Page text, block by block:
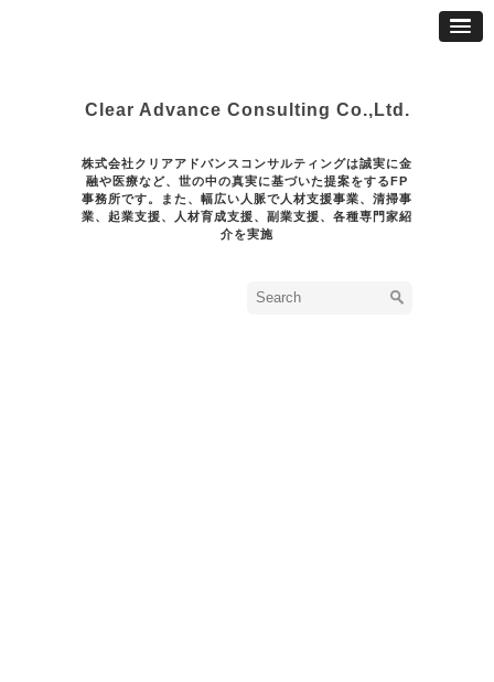
Clear Advance Consulting Co.,Ltd.
株式会社クリアアドバンスコンサルティングは誠実に金
融や医療など、世の中の真実に基づいた提案をするFP
事務所です。また、幅広い人脈で人材支援事業、清掃事
業、起業支援、人材育成支援、副業支援、各種専門家紹
介を実施